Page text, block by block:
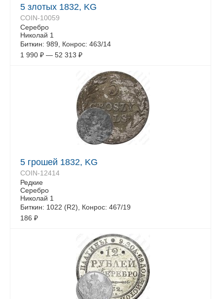
5 злотых 1832, KG
COIN-10059
Серебро
Николай 1
Биткин: 989, Конрос: 463/14
1 990 ₽ — 52 313 ₽
5 грошей 1832, KG
COIN-12414
Редкие
Серебро
Николай 1
Биткин: 1022 (R2), Конрос: 467/19
186 ₽